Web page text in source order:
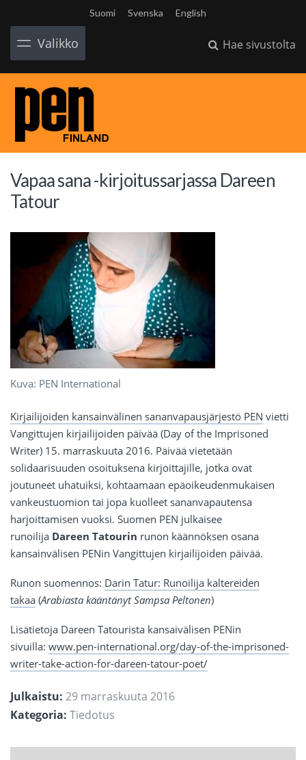
Suomi Svenska English
Valikko Hae sivustolta
Vapaa sana -kirjoitussarjassa Dareen
Tatour
Kuva: PEN International
Kirjailijoiden kansainvälinen sananvapausjärjestö PEN vietti
Vangittujen kirjailijoiden päivää (Day of the Imprisoned
Writer) 15. marraskuuta 2016. Päivää vietetään
solidaarisuuden osoituksena kirjoittajille, jotka ovat
joutuneet uhatuiksi, kohtaamaan epäoikeudenmukaisen
vankeustuomion tai jopa kuolleet sananvapautensa
harjoittamisen vuoksi. Suomen PEN julkaisee
runoilija Dareen Tatourin runon käännöksen osana
kansainvälisen PENin Vangittujen kirjailijoiden päivää.
Runon suomennos: Darin Tatur: Runoilija kaltereiden
takaa (Arabiasta kääntänyt Sampsa Peltonen)
Lisätietoja Dareen Tatourista kansaivälisen PENin
sivuilla: www.pen-international.org/day-of-the-imprisoned-
writer-take-action-for-dareen-tatour-poet/
Julkaistu: 29 marraskuuta 2016
Kategoria: Tiedotus